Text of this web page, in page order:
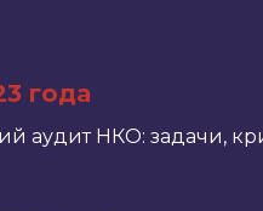
года
аудит НКО: задачи,